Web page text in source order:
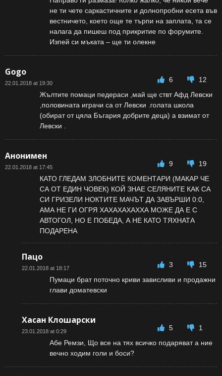
не ти чете саркастичните и долнопробни есета във
вестничето, което още те търпи на заплата, та се
налага да пишеш под прикритие по форумите.
Изпей си мъката – ще ти олекне
Gogo
22.01.2018 at 19:30 6
12
Жълтите помаци педераси ,май ще ствт Афд Левски
,половината играчи са от Левски .голата школа
(обират от цяла Бъгария добрите деца) а взимат от
Левски .
Анонимен
22.01.2018 at 17:45 9
19
КАТО ГЛЕДАМ ЗЛОБНИТЕ КОМЕНТАРИ (МАКАР ЧЕ
СА ОТ ЕДИН ЧОВЕК) КОЙ ЗНАЕ СЕЛЯНИТЕ КАК СА
СИ ГРИЗЕЛИ НОКТИТЕ МАЧЪТ ДА ЗАВЪРШИ 0:0,
АМА НЕ ГИ ОГРЯ ХАХАХАХАХХА МОЖЕ ДА Е С
АВТОГОЛ, НО Е ПОБЕДА, А НЕ КАТО ТЯХНАТА
ПОДАРЕНА
Пацо
22.01.2018 at 18:17 3
15
Пумаци брат поточно криви зависливи и продажни
глави доматевски
Хасан Клошарски
23.01.2018 at 0:29 5
1
Абе Ремзи, Що все на тях всичко подаряват а ние
вечно ходим голи и боси?